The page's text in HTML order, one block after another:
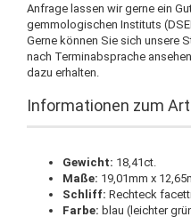
Anfrage lassen wir gerne ein
gemmologischen Instituts
Gerne können Sie sich unsere
nach Terminabsprache
dazu erhalten.
Informationen zum
Gewicht: 18,41ct.
Maße: 19,01mm x
Schliff: Rechteck
Farbe: blau (leichter